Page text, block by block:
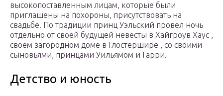
высокопоставленным лицам, которые были
приглашены на похороны, присутствовать на
свадьбе. По традиции принц Уэльский провел ночь
отдельно от своей будущей невесты в Хайгроув Хаус ,
своем загородном доме в Глостершире , со своими
сыновьями, принцами Уильямом и Гарри.
Детство и юность